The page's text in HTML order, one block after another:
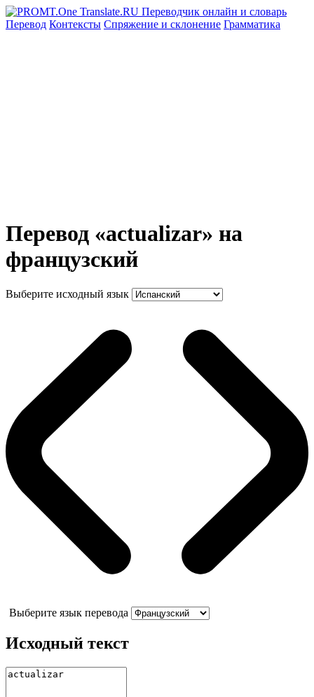
Перевод Контексты Спряжение и склонение Грамматика
Перевод «actualizar» на
французский
Выберите исходный язык
Выберите язык перевода
Исходный текст